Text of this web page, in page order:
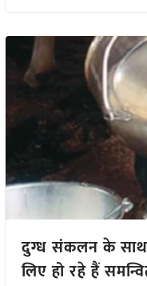
दुग्ध संकलन के
लिए हो रहे हैं